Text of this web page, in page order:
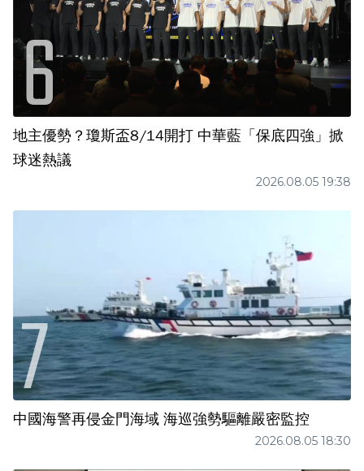
地主優勢？瓊斯盃8/14開打 中華藍「保底四強」掀
球迷熱議
2026.08.05 19:38
中國海警再侵金門海域 海巡強勢驅離嚴密監控
2026.08.05 18:30